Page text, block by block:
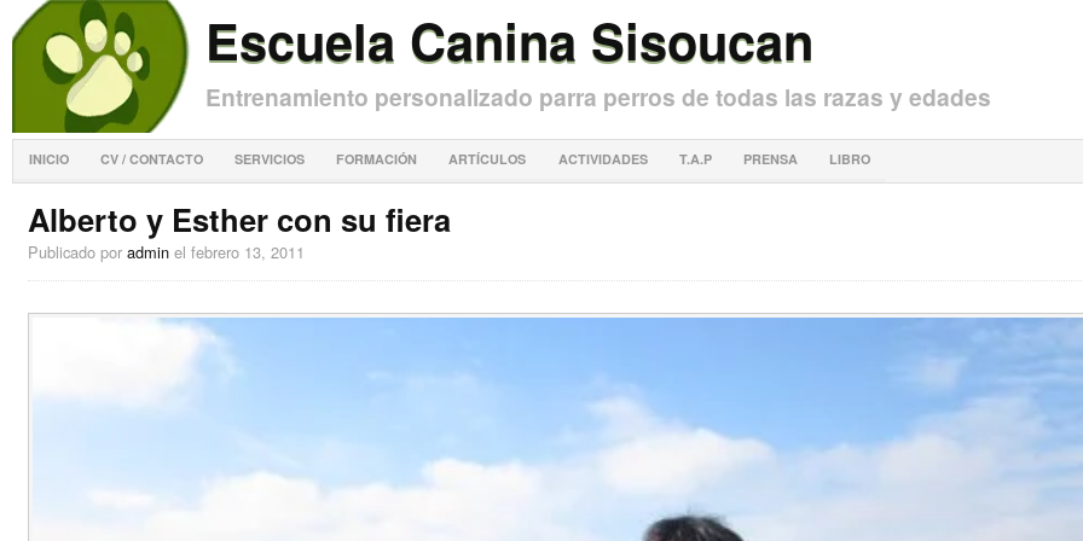
Escuela Canina Sisoucan
Entrenamiento personalizado parra perros de todas las razas y edades
INICIO CV / CONTACTO SERVICIOS FORMACIÓN ARTÍCULOS ACTIVIDADES T.A.P PRENSA LIBRO
Alberto y Esther con su fiera
Publicado por admin el febrero 13, 2011